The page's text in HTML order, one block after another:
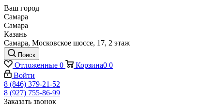
Ваш город
Самара
Самара
Казань
Самара, Московское шоссе, 17, 2 этаж
Поиск
Отложенные 0 Корзина0 0
Войти
8 (846) 379-21-52
8 (927) 755-86-99
Заказать звонок